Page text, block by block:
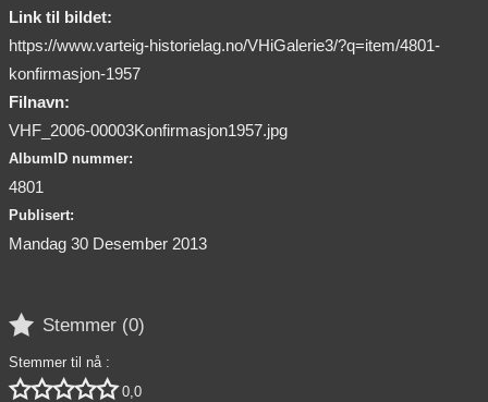
Link til bildet:
https://www.varteig-historielag.no/VHiGalerie3/?q=item/4801-
konfirmasjon-1957
Filnavn:
VHF_2006-00003Konfirmasjon1957.jpg
AlbumID nummer:
4801
Publisert:
Mandag 30 Desember 2013
 Stemmer (0)
Stemmer til nå :
 0,0